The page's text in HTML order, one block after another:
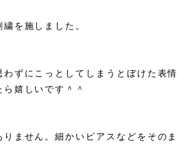
を施しました。
ずにこっとしてしまうとぼけた表情
嬉しいです＾＾
ません。細かいピアスなどをそのま